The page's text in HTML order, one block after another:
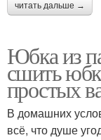
читать дальше →
Юбка из
сшить
простых
В домашних
всё, что душе